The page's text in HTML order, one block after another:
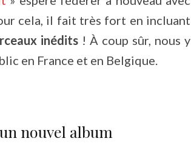
cela, il fait très fort en incluant
inédits! À coup sûr, nous y
en France et en Belgique.
nouvel album